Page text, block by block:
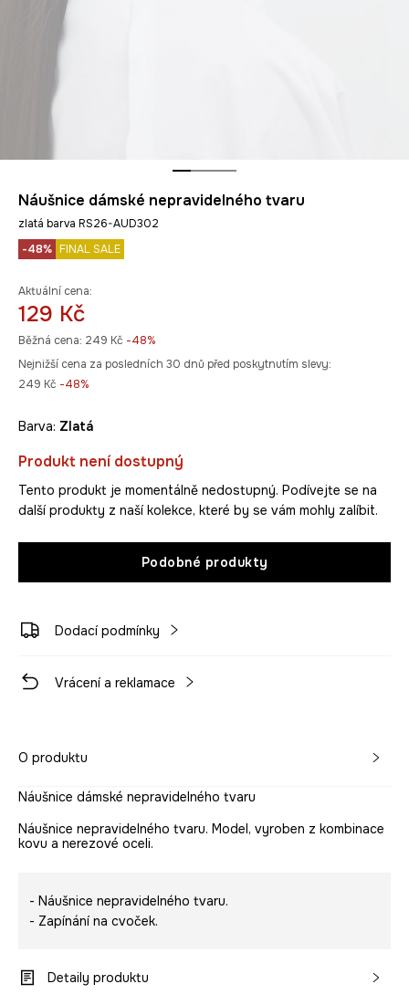
Náušnice dámské nepravidelného tvaru
zlatá barva RS26-AUD302
-48% FINAL SALE
Aktuální cena:
129 Kč
Běžná cena: 249 Kč -48%
Nejnižší cena za posledních 30 dnů před poskytnutím slevy:
249 Kč -48%
Barva: zlatá
Produkt není dostupný
Tento produkt je momentálně nedostupný. Podívejte se na
další produkty z naší kolekce, které by se vám mohly zalíbit.
Podobné produkty
Dodací podmínky
Vrácení a reklamace
O produktu
Náušnice dámské nepravidelného tvaru
Náušnice nepravidelného tvaru. Model, vyroben z kombinace
kovu a nerezové oceli.
- Náušnice nepravidelného tvaru.
- Zapínání na cvoček.
Detaily produktu